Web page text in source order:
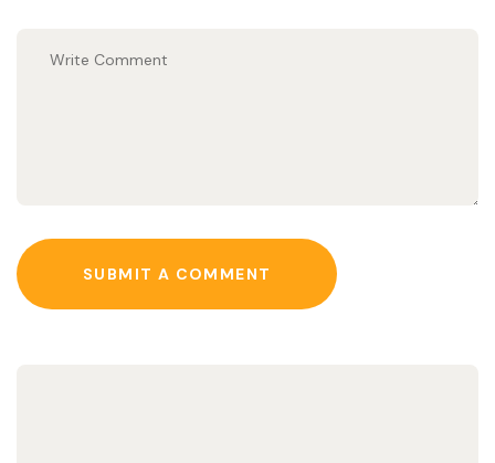
SUBMIT A COMMENT